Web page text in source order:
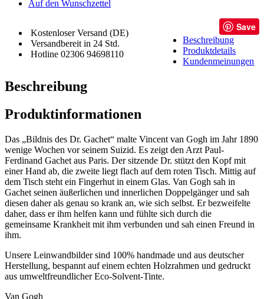
Auf den Wunschzettel
Kostenloser Versand (DE)
Versandbereit in 24 Std.
Hotline 02306 94698110
Save
Beschreibung
Produktdetails
Kundenmeinungen
Beschreibung
Produktinformationen
Das „Bildnis des Dr. Gachet“ malte Vincent van Gogh im Jahr 1890
wenige Wochen vor seinem Suizid. Es zeigt den Arzt Paul-
Ferdinand Gachet aus Paris. Der sitzende Dr. stützt den Kopf mit
einer Hand ab, die zweite liegt flach auf dem roten Tisch. Mittig auf
dem Tisch steht ein Fingerhut in einem Glas. Van Gogh sah in
Gachet seinen äußerlichen und innerlichen Doppelgänger und sah
diesen daher als genau so krank an, wie sich selbst. Er bezweifelte
daher, dass er ihm helfen kann und fühlte sich durch die
gemeinsame Krankheit mit ihm verbunden und sah einen Freund in
ihm.
Unsere Leinwandbilder sind 100% handmade und aus deutscher
Herstellung, bespannt auf einem echten Holzrahmen und gedruckt
aus umweltfreundlicher Eco-Solvent-Tinte.
Van Gogh